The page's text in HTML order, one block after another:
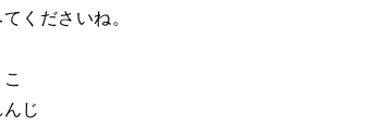
くださいね。
じ